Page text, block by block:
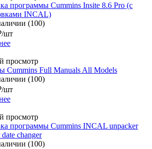
программы Cummins Insite 8.6 Pro (с
INCAL)
(100)
/шт
просмотр
Cummins Full Manuals All Models
(100)
/шт
просмотр
программы Cummins INCAL unpacker
changer
(100)